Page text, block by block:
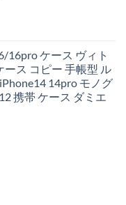
16pro ケース ヴィト
ース コピー 手帳型 ル
14pro モノグ
携帯 ケース ダミエ